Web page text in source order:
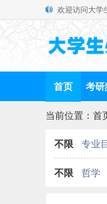
欢迎访问大学
首页 考研
当前位置： 首
不限 专业
不限 哲学